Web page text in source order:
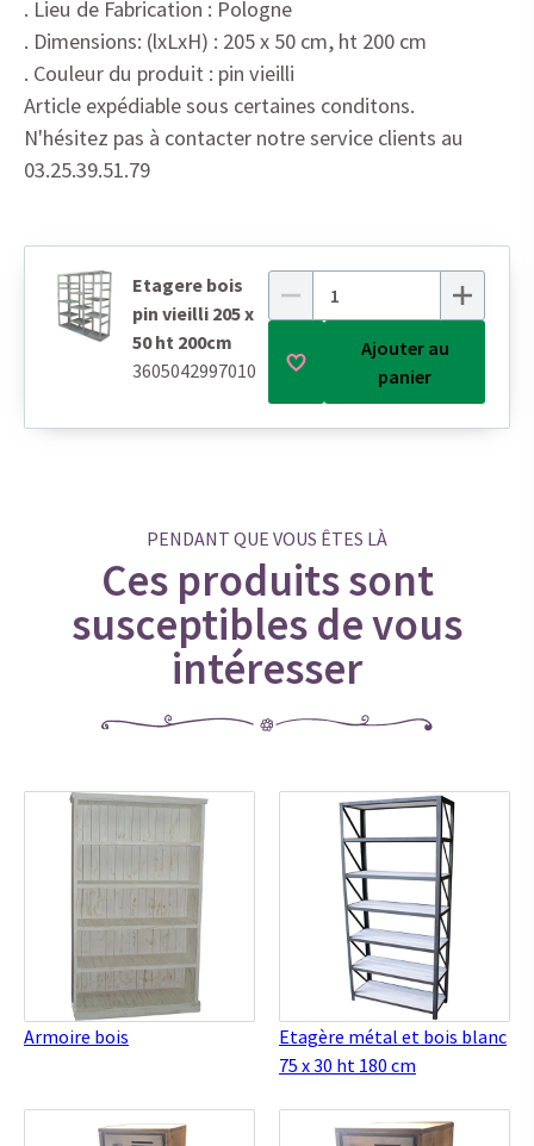
. Lieu de Fabrication : Pologne
. Dimensions: (lxLxH) : 205 x 50 cm, ht 200 cm
. Couleur du produit : pin vieilli
Article expédiable sous certaines conditons.
N'hésitez pas à contacter notre service clients au
03.25.39.51.79
Etagere bois
pin vieilli 205 x
50 ht 200cm
3605042997010
Ajouter au
panier
PENDANT QUE VOUS ÊTES LÀ
Ces produits sont
susceptibles de vous
intéresser
Armoire bois
Etagère métal et bois blanc
75 x 30 ht 180 cm